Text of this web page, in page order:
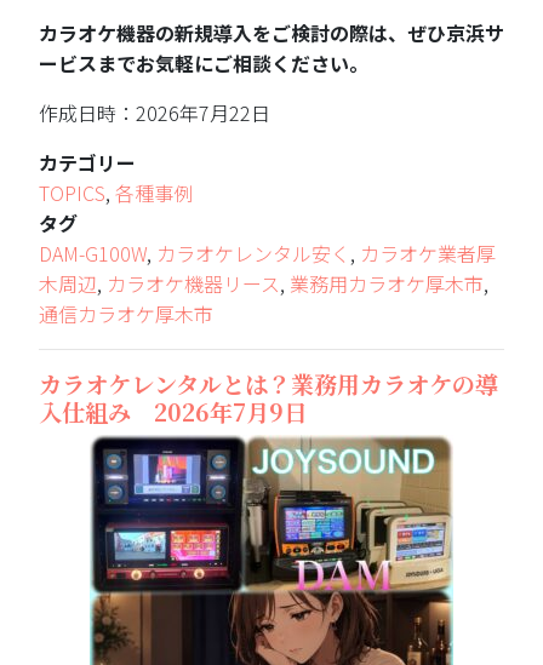
カラオケ機器の新規導入をご検討の際は、ぜひ京浜サ
ービスまでお気軽にご相談ください。
作成日時：2026年7月22日
カテゴリー
TOPICS, 各種事例
タグ
DAM-G100W, カラオケレンタル安く , カラオケ業者厚
木周辺, カラオケ機器リース, 業務用カラオケ厚木市,
通信カラオケ厚木市
カラオケレンタルとは？業務用カラオケの導
入仕組み 2026年7月9日